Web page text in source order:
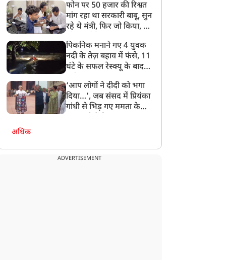
बेटी को गोद लें प्रधानमंत्री
फोन पर 50 हजार की रिश्वत
मांग रहा था सरकारी बाबू, सुन
रहे थे मंत्री, फिर जो किया, वो
पिकनिक मनाने गए 4 युवक
नदी के तेज़ बहाव में फंसे, 11
घंटे के सफल रेस्क्यू के बाद
‘आप लोगों ने दीदी को भगा
दिया…’, जब संसद में प्रियंका
गांधी से भिड़ गए ममता के
अधिक
ADVERTISEMENT